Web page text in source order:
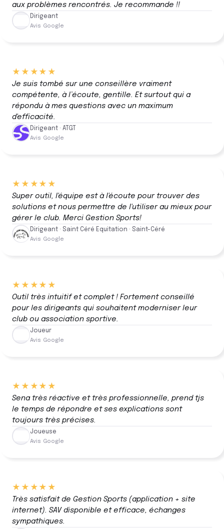
aux problèmes rencontrés. Je recommande !!
Dirigeant
Avis Google
★★★★★
Je suis tombé sur une conseillère vraiment
compétente, à l’écoute, gentille. Et surtout qui a
répondu à mes questions avec un maximum
d'efficacité.
Dirigeant · ATGT
Avis Google
★★★★★
Super outil, l'équipe est à l'écoute pour trouver des
solutions et nous permettre de l'utiliser au mieux pour
gérer le club. Merci Gestion Sports!
Dirigeant · Saint Céré Equitation · Saint-Céré
Avis Google
★★★★★
Outil très intuitif et complet ! Fortement conseillé
pour les dirigeants qui souhaitent moderniser leur
club ou association sportive.
Joueur
Avis Google
★★★★★
Sena très réactive et très professionnelle, prend tjs
le temps de répondre et ses explications sont
toujours très précises.
Joueuse
Avis Google
★★★★★
Très satisfait de Gestion Sports (application + site
internet). SAV disponible et efficace, échanges
sympathiques.